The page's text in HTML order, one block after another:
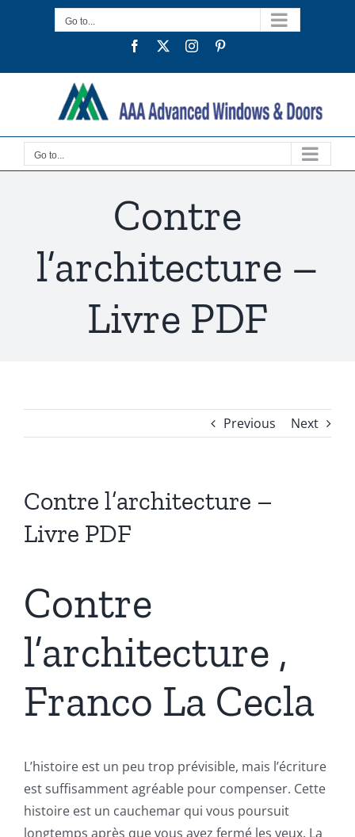
Go to...
Facebook
TwitterInstagram
Go to...
Contre
l’architecture –
Livre PDF
Previous Next
Contre l’architecture –
Livre PDF
Contre
l’architecture ,
Franco La Cecla
L’histoire est un peu trop prévisible, mais l’écriture
est suffisamment agréable pour compenser. Cette
histoire est un cauchemar qui vous poursuit
longtemps après que vous avez fermé les yeux. La